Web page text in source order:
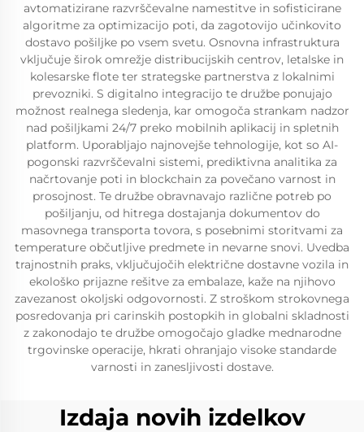
avtomatizirane razvrščevalne namestitve in sofisticirane
algoritme za optimizacijo poti, da zagotovijo učinkovito
dostavo pošiljke po vsem svetu. Osnovna infrastruktura
vključuje širok omrežje distribucijskih centrov, letalske in
kolesarske flote ter strategske partnerstva z lokalnimi
prevozniki. S digitalno integracijo te družbe ponujajo
možnost realnega sledenja, kar omogoča strankam nadzor
nad pošiljkami 24/7 preko mobilnih aplikacij in spletnih
platform. Uporabljajo najnovejše tehnologije, kot so AI-
pogonski razvrščevalni sistemi, prediktivna analitika za
načrtovanje poti in blockchain za povečano varnost in
prosojnost. Te družbe obravnavajo različne potreb po
pošiljanju, od hitrega dostajanja dokumentov do
masovnega transporta tovora, s posebnimi storitvami za
temperature občutljive predmete in nevarne snovi. Uvedba
trajnostnih praks, vključujočih električne dostavne vozila in
ekološko prijazne rešitve za embalaze, kaže na njihovo
zavezanost okoljski odgovornosti. Z stroškom strokovnega
posredovanja pri carinskih postopkih in globalni skladnosti
z zakonodajo te družbe omogočajo gladke mednarodne
trgovinske operacije, hkrati ohranjajo visoke standarde
varnosti in zanesljivosti dostave.
Izdaja novih izdelkov